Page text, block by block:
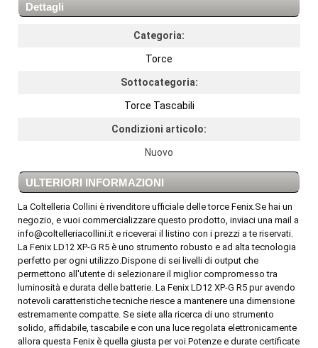
Dettagli
Categoria:
Torce
Sottocategoria:
Torce Tascabili
Condizioni articolo:
Nuovo
ULTERIORI INFORMAZIONI
La Coltelleria Collini è rivenditore ufficiale delle torce Fenix.Se hai un
negozio, e vuoi commercializzare questo prodotto, inviaci una mail a
info@coltelleriacollini.it e riceverai il listino con i prezzi a te riservati.
La Fenix LD12 XP-G R5 è uno strumento robusto e ad alta tecnologia
perfetto per ogni utilizzo.Dispone di sei livelli di output che
permettono all'utente di selezionare il miglior compromesso tra
luminosità e durata delle batterie. La Fenix LD12 XP-G R5 pur avendo
notevoli caratteristiche tecniche riesce a mantenere una dimensione
estremamente compatte. Se siete alla ricerca di uno strumento
solido, affidabile, tascabile e con una luce regolata elettronicamente
allora questa Fenix è quella giusta per voi.Potenze e durate certificate